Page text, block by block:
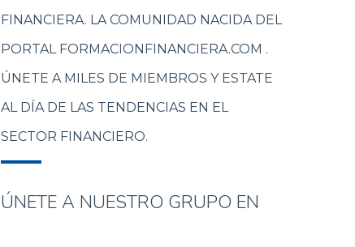
FINANCIERA. LA COMUNIDAD NACIDA DEL
PORTAL FORMACIONFINANCIERA.COM .
ÚNETE A MILES DE MIEMBROS Y ESTATE
AL DÍA DE LAS TENDENCIAS EN EL
SECTOR FINANCIERO.
ÚNETE A NUESTRO GRUPO EN